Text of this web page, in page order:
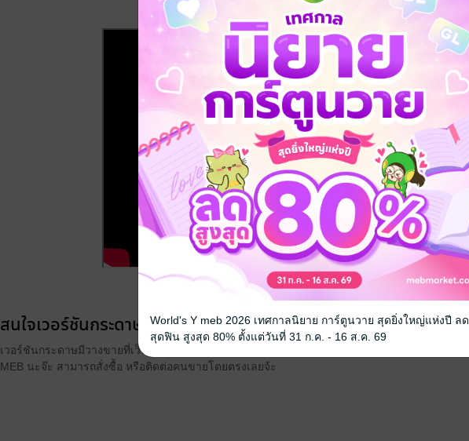
สนใจเวอร์ชันกระดาษ เชิญทางนี้!
เวอร์ชันกระดาษมีวางขายที่เว็บไซต์สำนักพิมพ์ จะไม่มีขายโดย
MEB นะจ๊ะ สามารถสั่งซื้อ หรือติดต่อคนขายโดยตรงเลยจ้ะ
World's Y meb 2026 เทศกาลนิยาย การ์ตูนวาย สุดยิ่งใหญ่แห่งปี ลด
สุดฟิน สูงสุด 80% ตั้งแต่วันที่ 31 ก.ค. - 16 ส.ค. 69